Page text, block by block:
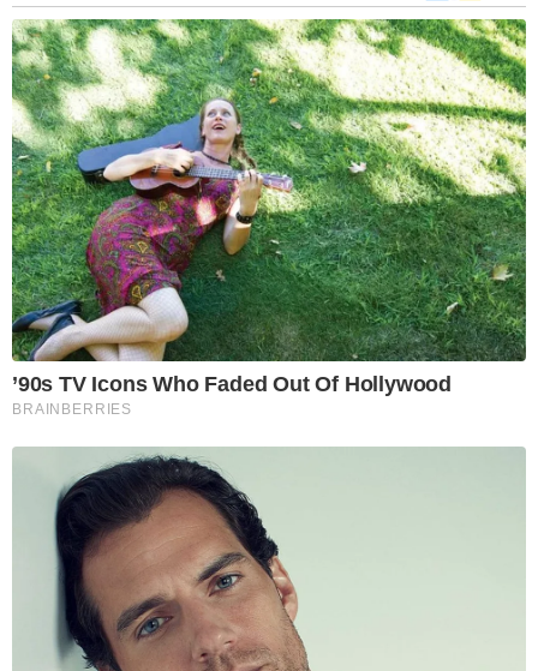
’90s TV Icons Who Faded Out Of Hollywood
BRAINBERRIES